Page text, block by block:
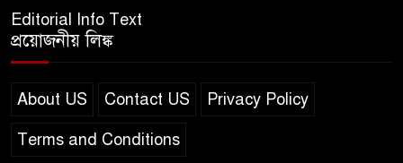
Jannat Toha Video viral
Editorial Info Text
প্রয়োজনীয় লিঙ্ক
About US Contact US Privacy Policy
Terms and Conditions